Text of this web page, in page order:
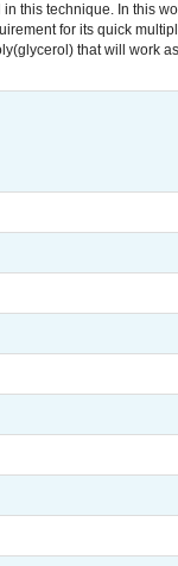
this technique. In this
for its quick
that will work